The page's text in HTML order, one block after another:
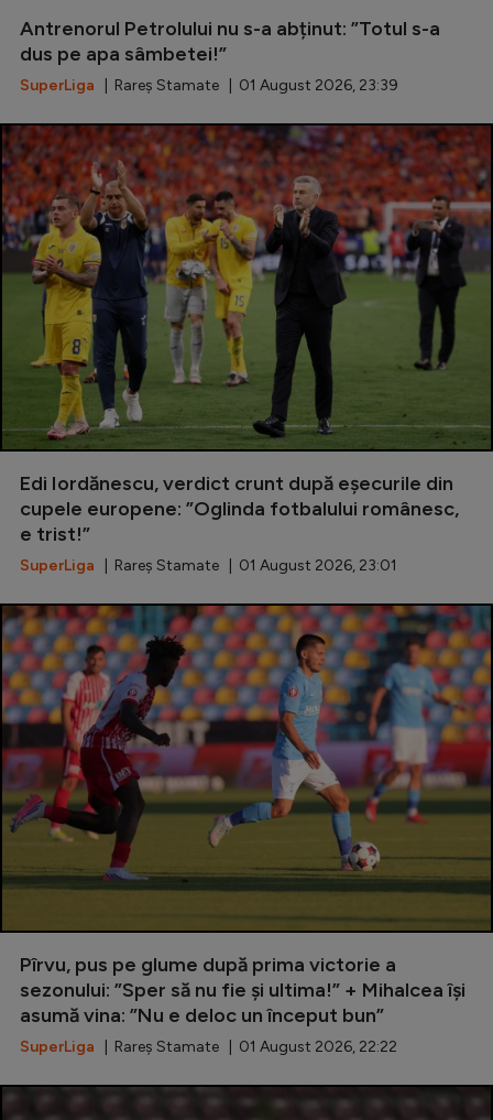
Antrenorul Petrolului nu s-a abținut: ”Totul s-a
dus pe apa sâmbetei!”
SuperLiga | Rareș Stamate | 01 August 2026, 23:39
Edi Iordănescu, verdict crunt după eșecurile din
cupele europene: ”Oglinda fotbalului românesc,
e trist!”
SuperLiga | Rareș Stamate | 01 August 2026, 23:01
Pîrvu, pus pe glume după prima victorie a
sezonului: ”Sper să nu fie și ultima!” + Mihalcea își
asumă vina: ”Nu e deloc un început bun”
SuperLiga | Rareș Stamate | 01 August 2026, 22:22